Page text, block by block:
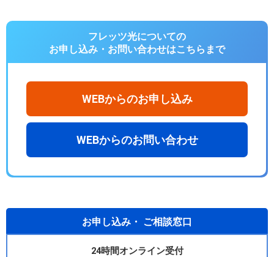
フレッツ光についての
お申し込み・お問い合わせはこちらまで
WEBからのお申し込み
WEBからのお問い合わせ
お申し込み・ ご相談窓口
24時間オンライン受付